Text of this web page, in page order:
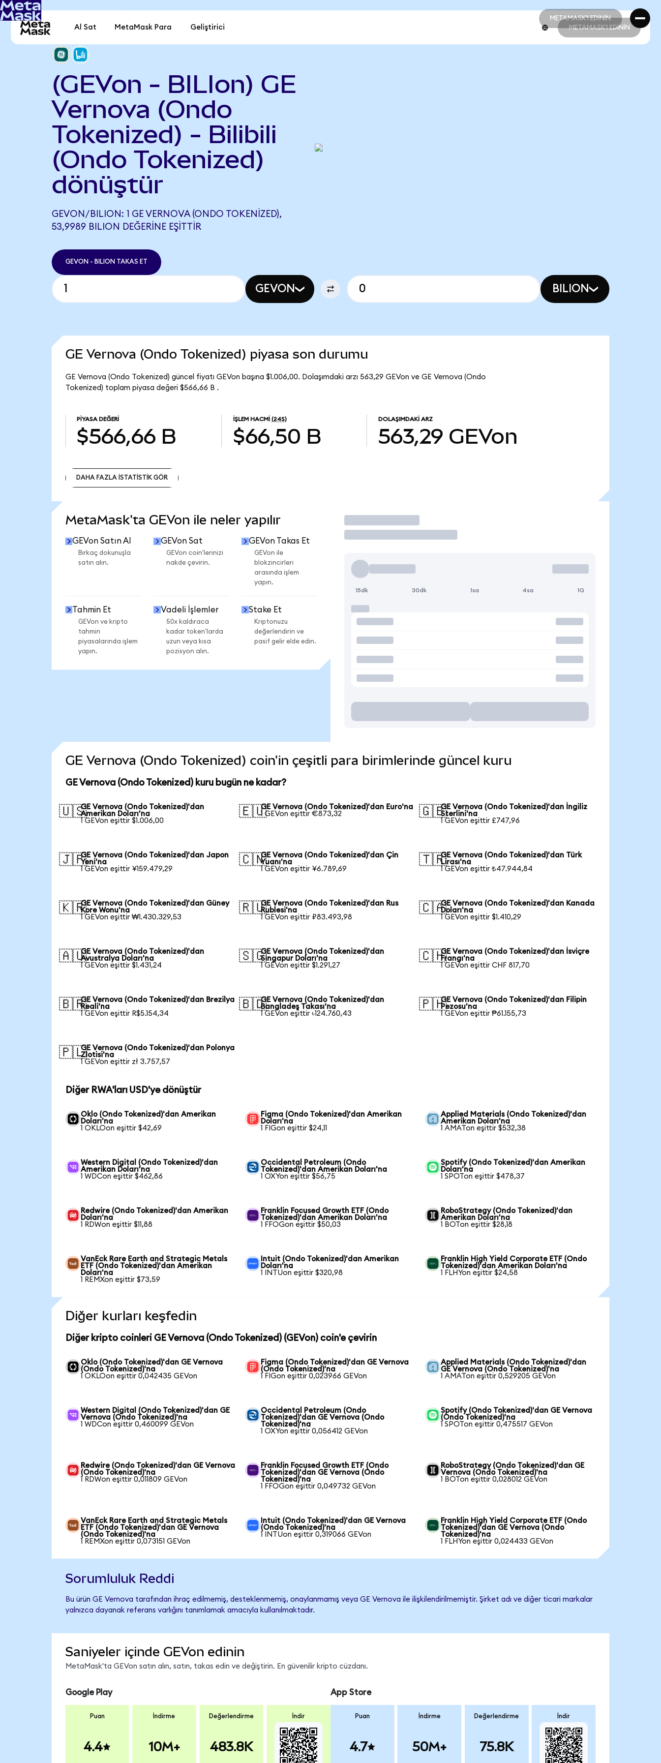
METAMASK'I EDİNİN
METAMASK'I EDİNİN
Al Sat MetaMask Para Geliştirici METAMASK'I EDİNİN
(GEVon - BILIon) GE
Vernova (Ondo
Tokenized) - Bilibili
(Ondo Tokenized)
dönüştür
GEVON/BILION: 1 GE VERNOVA (ONDO TOKENIZED),
53,9989 BILION DEĞERINE EŞITTIR
GEVON - BILION TAKAS ET
GEVON BILION
GE Vernova (Ondo Tokenized) piyasa son durumu
GE Vernova (Ondo Tokenized) güncel fiyatı GEVon başına $1.006,00. Dolaşımdaki arzı 563,29 GEVon ve GE Vernova (Ondo
Tokenized) toplam piyasa değeri $566,66 B .
PIYASA DEĞERI
$566,66 B
İŞLEM HACMI (24S)
$66,50 B
DOLAŞIMDAKI ARZ
563,29 GEVon
DAHA FAZLA İSTATİSTİK GÖR
MetaMask'ta GEVon ile neler yapılır
GEVon Satın Al
Birkaç dokunuşla
satın alın.
GEVon Sat
GEVon coin'lerinizi
nakde çevirin.
GEVon Takas Et
GEVon ile
blokzincirleri
arasında işlem
yapın.
Tahmin Et
GEVon ve kripto
tahmin
piyasalarında işlem
yapın.
Vadeli İşlemler
50x kaldıraca
kadar token'larda
uzun veya kısa
pozisyon alın.
Stake Et
Kriptonuzu
değerlendirin ve
pasif gelir elde edin.
İşlem Yap
15dk 30dk 1sa 4sa 1G
GE Vernova (Ondo Tokenized) coin'in çeşitli para birimlerinde güncel kuru
GE Vernova (Ondo Tokenized) kuru bugün ne kadar?
🇺🇸GE Vernova (Ondo Tokenized)'dan
Amerikan Doları'na
1 GEVon eşittir $1.006,00
🇪🇺GE Vernova (Ondo Tokenized)'dan Euro'na
1 GEVon eşittir €873,32
🇬🇧GE Vernova (Ondo Tokenized)'dan İngiliz
Sterlini'na
1 GEVon eşittir £747,96
🇯🇵GE Vernova (Ondo Tokenized)'dan Japon
Yeni'na
1 GEVon eşittir ¥159.479,29
🇨🇳GE Vernova (Ondo Tokenized)'dan Çin
Yuanı'na
1 GEVon eşittir ¥6.789,69
🇹🇷GE Vernova (Ondo Tokenized)'dan Türk
Lirası'na
1 GEVon eşittir ₺47.944,84
🇰🇷GE Vernova (Ondo Tokenized)'dan Güney
Kore Wonu'na
1 GEVon eşittir ₩1.430.329,53
🇷🇺GE Vernova (Ondo Tokenized)'dan Rus
Rublesi'na
1 GEVon eşittir ₽83.493,98
🇨🇦GE Vernova (Ondo Tokenized)'dan Kanada
Doları'na
1 GEVon eşittir $1.410,29
🇦🇺GE Vernova (Ondo Tokenized)'dan
Avustralya Doları'na
1 GEVon eşittir $1.431,24
🇸🇬GE Vernova (Ondo Tokenized)'dan
Singapur Doları'na
1 GEVon eşittir $1.291,27
🇨🇭GE Vernova (Ondo Tokenized)'dan İsviçre
Frangı'na
1 GEVon eşittir CHF 817,70
🇧🇷GE Vernova (Ondo Tokenized)'dan Brezilya
Reali'na
1 GEVon eşittir R$5.154,34
🇧🇩GE Vernova (Ondo Tokenized)'dan
Bangladeş Takası'na
1 GEVon eşittir ৳124.760,43
🇵🇭GE Vernova (Ondo Tokenized)'dan Filipin
Pezosu'na
1 GEVon eşittir ₱61.155,73
🇵🇱GE Vernova (Ondo Tokenized)'dan Polonya
Zlotisi'na
1 GEVon eşittir zł 3.757,57
Diğer RWA'ları USD'ye dönüştür
Oklo (Ondo Tokenized)'dan Amerikan
Doları'na
1 OKLOon eşittir $42,69
Figma (Ondo Tokenized)'dan Amerikan
Doları'na
1 FIGon eşittir $24,11
Applied Materials (Ondo Tokenized)'dan
Amerikan Doları'na
1 AMATon eşittir $532,38
Western Digital (Ondo Tokenized)'dan
Amerikan Doları'na
1 WDCon eşittir $462,86
Occidental Petroleum (Ondo
Tokenized)'dan Amerikan Doları'na
1 OXYon eşittir $56,75
Spotify (Ondo Tokenized)'dan Amerikan
Doları'na
1 SPOTon eşittir $478,37
Redwire (Ondo Tokenized)'dan Amerikan
Doları'na
1 RDWon eşittir $11,88
Franklin Focused Growth ETF (Ondo
Tokenized)'dan Amerikan Doları'na
1 FFOGon eşittir $50,03
RoboStrategy (Ondo Tokenized)'dan
Amerikan Doları'na
1 BOTon eşittir $28,18
VanEck Rare Earth and Strategic Metals
ETF (Ondo Tokenized)'dan Amerikan
Doları'na
1 REMXon eşittir $73,59
Intuit (Ondo Tokenized)'dan Amerikan
Doları'na
1 INTUon eşittir $320,98
Franklin High Yield Corporate ETF (Ondo
Tokenized)'dan Amerikan Doları'na
1 FLHYon eşittir $24,58
Diğer kurları keşfedin
Diğer kripto coinleri GE Vernova (Ondo Tokenized) (GEVon) coin'e çevirin
Oklo (Ondo Tokenized)'dan GE Vernova
(Ondo Tokenized)'na
1 OKLOon eşittir 0,042435 GEVon
Figma (Ondo Tokenized)'dan GE Vernova
(Ondo Tokenized)'na
1 FIGon eşittir 0,023966 GEVon
Applied Materials (Ondo Tokenized)'dan
GE Vernova (Ondo Tokenized)'na
1 AMATon eşittir 0,529205 GEVon
Western Digital (Ondo Tokenized)'dan GE
Vernova (Ondo Tokenized)'na
1 WDCon eşittir 0,460099 GEVon
Occidental Petroleum (Ondo
Tokenized)'dan GE Vernova (Ondo
Tokenized)'na
1 OXYon eşittir 0,056412 GEVon
Spotify (Ondo Tokenized)'dan GE Vernova
(Ondo Tokenized)'na
1 SPOTon eşittir 0,475517 GEVon
Redwire (Ondo Tokenized)'dan GE Vernova
(Ondo Tokenized)'na
1 RDWon eşittir 0,011809 GEVon
Franklin Focused Growth ETF (Ondo
Tokenized)'dan GE Vernova (Ondo
Tokenized)'na
1 FFOGon eşittir 0,049732 GEVon
RoboStrategy (Ondo Tokenized)'dan GE
Vernova (Ondo Tokenized)'na
1 BOTon eşittir 0,028012 GEVon
VanEck Rare Earth and Strategic Metals
ETF (Ondo Tokenized)'dan GE Vernova
(Ondo Tokenized)'na
1 REMXon eşittir 0,073151 GEVon
Intuit (Ondo Tokenized)'dan GE Vernova
(Ondo Tokenized)'na
1 INTUon eşittir 0,319066 GEVon
Franklin High Yield Corporate ETF (Ondo
Tokenized)'dan GE Vernova (Ondo
Tokenized)'na
1 FLHYon eşittir 0,024433 GEVon
Sorumluluk Reddi
Bu ürün GE Vernova tarafından ihraç edilmemiş, desteklenmemiş, onaylanmamış veya GE Vernova ile ilişkilendirilmemiştir. Şirket adı ve diğer ticari markalar
yalnızca dayanak referans varlığını tanımlamak amacıyla kullanılmaktadır.
Saniyeler içinde GEVon edinin
MetaMask'ta GEVon satın alın, satın, takas edin ve değiştirin. En güvenilir kripto cüzdanı.
Google Play
Puan
4.4
İndirme
10M+
Değerlendirme
483.8K
İndir
App Store
Puan
4.7
İndirme
50M+
Değerlendirme
75.8K
İndir